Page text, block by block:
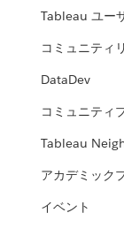
Tableau ユー
コミュニティ
DataDev
コミュニティ
Tableau
アカデミック
イベント